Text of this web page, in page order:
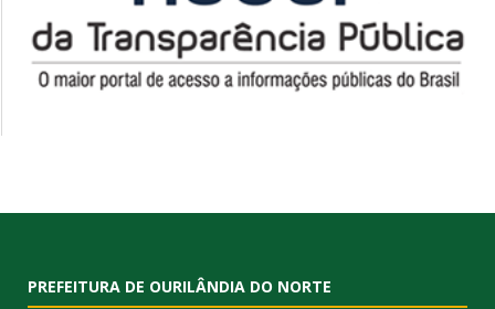
PREFEITURA DE OURILÂNDIA DO NORTE